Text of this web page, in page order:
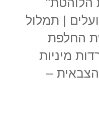
| תמלול
החלפת
מיניות
–